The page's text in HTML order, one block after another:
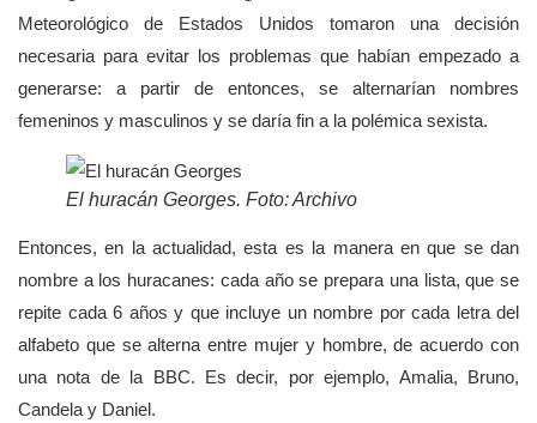
Meteorológico de Estados Unidos tomaron una decisión
necesaria para evitar los problemas que habían empezado a
generarse: a partir de entonces, se alternarían nombres
femeninos y masculinos y se daría fin a la polémica sexista.
El huracán Georges. Foto: Archivo
Entonces, en la actualidad, esta es la manera en que se dan
nombre a los huracanes: cada año se prepara una lista, que se
repite cada 6 años y que incluye un nombre por cada letra del
alfabeto que se alterna entre mujer y hombre, de acuerdo con
una nota de la BBC. Es decir, por ejemplo, Amalia, Bruno,
Candela y Daniel.